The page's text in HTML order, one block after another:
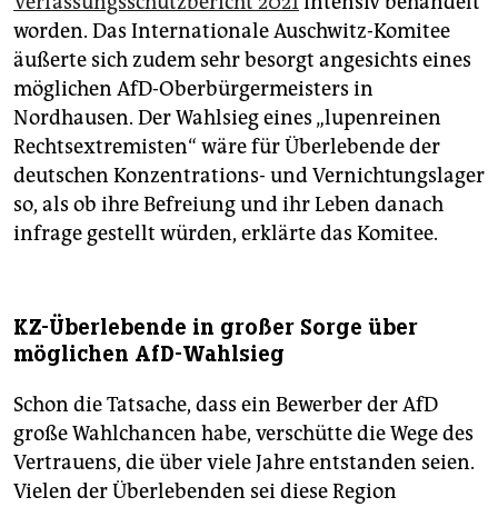
worden. Das Internationale Auschwitz-Komitee
äußerte sich zudem sehr besorgt angesichts eines
möglichen AfD-Oberbürgermeisters in
Nordhausen. Der Wahlsieg eines „lupenreinen
Rechtsextremisten“ wäre für Überlebende der
deutschen Konzentrations- und Vernichtungslager
so, als ob ihre Befreiung und ihr Leben danach
infrage gestellt würden, erklärte das Komitee.
KZ-Überlebende in großer Sorge über
möglichen AfD-Wahlsieg
Schon die Tatsache, dass ein Bewerber der AfD
große Wahlchancen habe, verschütte die Wege des
Vertrauens, die über viele Jahre entstanden seien.
Vielen der Überlebenden sei diese Region